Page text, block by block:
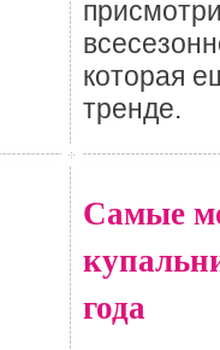
которая
тренде.
Самые
года